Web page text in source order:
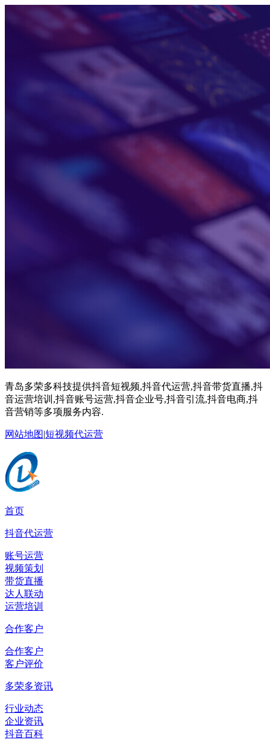
青岛多荣多科技提供抖音短视频,抖音代运营,抖音带货直播,抖
音运营培训,抖音账号运营,抖音企业号,抖音引流,抖音电商,抖
音营销等多项服务内容.
网站地图|短视频代运营
首页
抖音代运营
账号运营
视频策划
带货直播
达人联动
运营培训
合作客户
合作客户
客户评价
多荣多资讯
行业动态
企业资讯
抖音百科